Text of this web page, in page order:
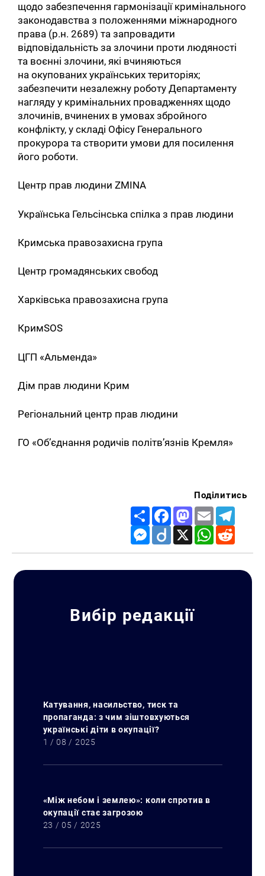
Пошук за запитом:
щодо забезпечення гармонізації кримінального
законодавства з положеннями міжнародного
права (р.н. 2689) та запровадити
відповідальність за злочини проти людяності
та воєнні злочини, які вчиняються
на окупованих українських територіях;
забезпечити незалежну роботу Департаменту
нагляду у кримінальних провадженнях щодо
злочинів, вчинених в умовах збройного
конфлікту, у складі Офісу Генерального
прокурора та створити умови для посилення
його роботи.
Центр прав людини ZMINA
Українська Гельсінська спілка з прав людини
Кримська правозахисна група
Центр громадянських свобод
Харківська правозахисна група
КримSOS
ЦГП «Альменда»
Дім прав людини Крим
Регіональний центр прав людини
ГО «Об’єднання родичів політв’язнів Кремля»
Поділитись
Share FacebookMastodon
Email
Messenger
Diigo X WhatsApp
Вибір редакції
Катування, насильство, тиск та
пропаганда: з чим зіштовхуються
українські діти в окупації?
1 / 08 / 2025
«Між небом і землею»: коли спротив в
окупації стає загрозою
23 / 05 / 2025